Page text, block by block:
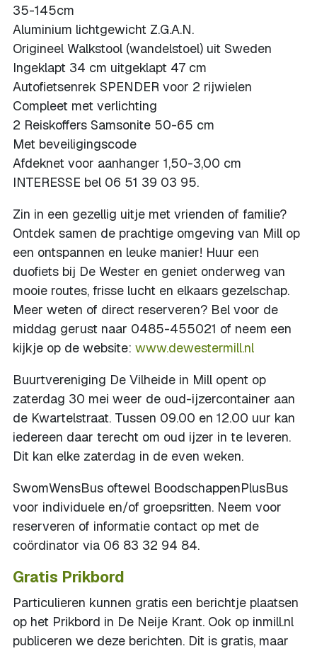
35-145cm
Aluminium lichtgewicht Z.G.A.N.
Origineel Walkstool (wandelstoel) uit Sweden
Ingeklapt 34 cm uitgeklapt 47 cm
Autofietsenrek SPENDER voor 2 rijwielen
Compleet met verlichting
2 Reiskoffers Samsonite 50-65 cm
Met beveiligingscode
Afdeknet voor aanhanger 1,50-3,00 cm
INTERESSE bel 06 51 39 03 95.
Zin in een gezellig uitje met vrienden of familie?
Ontdek samen de prachtige omgeving van Mill op
een ontspannen en leuke manier! Huur een
duofiets bij De Wester en geniet onderweg van
mooie routes, frisse lucht en elkaars gezelschap.
Meer weten of direct reserveren? Bel voor de
middag gerust naar 0485-455021 of neem een
kijkje op de website: www.dewestermill.nl
Buurtvereniging De Vilheide in Mill opent op
zaterdag 30 mei weer de oud-ijzercontainer aan
de Kwartelstraat. Tussen 09.00 en 12.00 uur kan
iedereen daar terecht om oud ijzer in te leveren.
Dit kan elke zaterdag in de even weken.
SwomWensBus oftewel BoodschappenPlusBus
voor individuele en/of groepsritten. Neem voor
reserveren of informatie contact op met de
coördinator via 06 83 32 94 84.
Gratis Prikbord
Particulieren kunnen gratis een berichtje plaatsen
op het Prikbord in De Neije Krant. Ook op inmill.nl
publiceren we deze berichten. Dit is gratis, maar